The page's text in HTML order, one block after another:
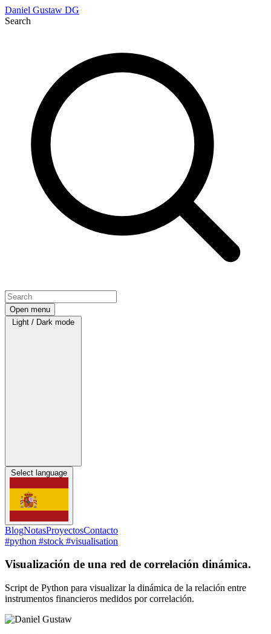
Daniel Gustaw DG
Search
Open menu
Light / Dark mode
Select language
BlogNotasProyectosContacto
#python #stock #visualisation
Visualización de una red de correlación dinámica.
Script de Python para visualizar la dinámica de la relación entre
instrumentos financieros medidos por correlación.